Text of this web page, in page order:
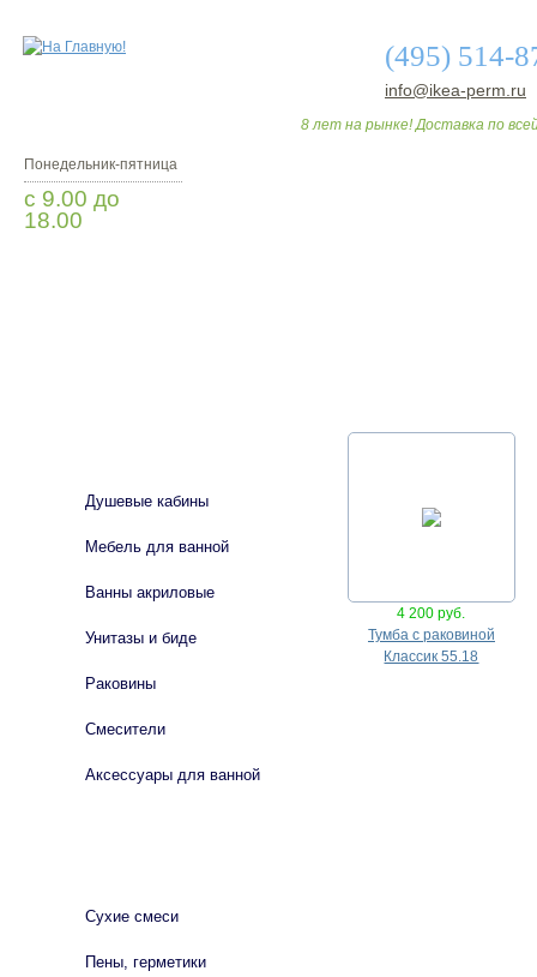
(495) 514-
info@ikea-perm.ru
8 лет на рынке! Доставка по
Понедельник-пятница
с 9.00 до
18.00
4 200 руб.
Тумба с раковиной
Классик 55.18
Душевые кабины
Мебель для ванной
Ванны акриловые
Унитазы и биде
Раковины
Смесители
Аксессуары для ванной
Сухие смеси
Пены, герметики